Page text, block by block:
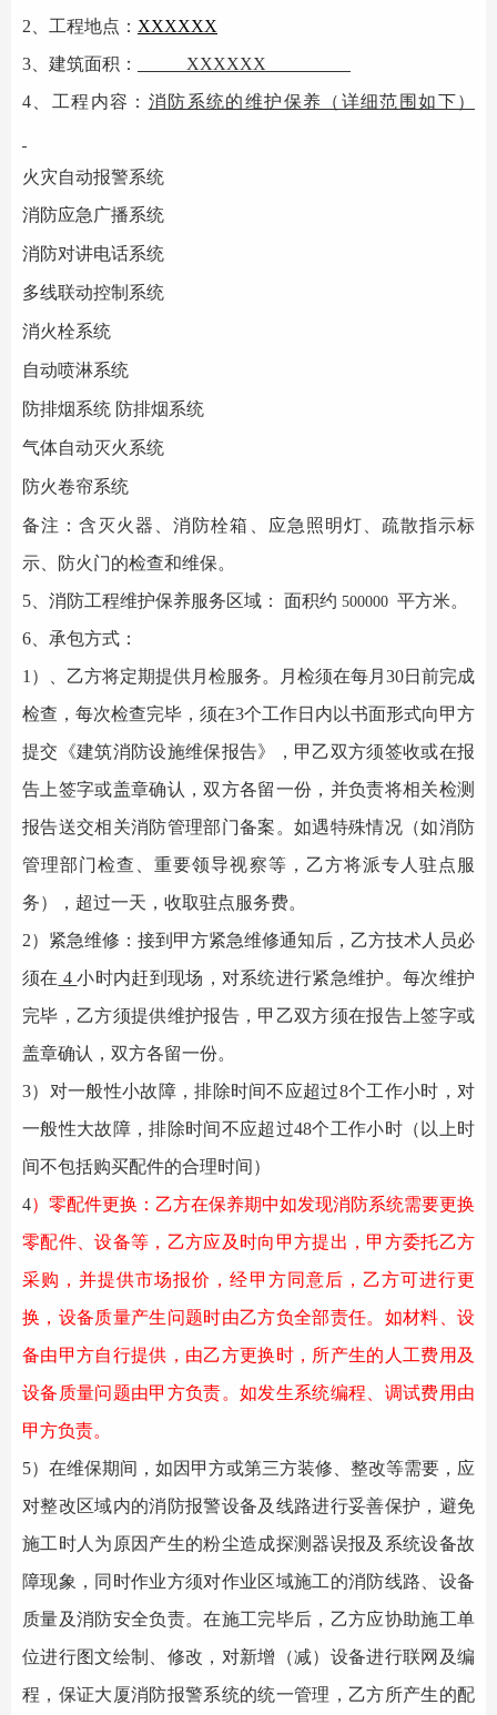
2、工程地点： XXXXXX
3、建筑面积：
XXXXXX
4、工程内容： 消防系统的维护保养（详细范围如下）
火灾自动报警系统
消防应急广播系统
消防对讲电话系统
多线联动控制系统
消火栓系统
自动喷淋系统
防排烟系统 防排烟系统
气体自动灭火系统
防火卷帘系统
备注：含灭火器、消防栓箱、应急照明灯、疏散指示标
示、防火门的检查和维保。
5、 消防工程维护保养服务区域： 面积约 500000 平方米。
6、承包方式：
1）、乙方将定期提供月检服务。月检须在每月30日前完成
检查，每次检查完毕，须在3个工作日内以书面形式向甲方
提交《建筑消防设施维保报告》，甲 乙双方须签收或在报
告上签字或盖章确认，双方各留一份，并负责将相关检测
报告送交相关消防管理部门备案。如遇特殊情况（如消防
管理部门检查、重要领导视察等，乙方将派专人驻点服
务），超过一天，收取驻点服务费。
2）紧急维修： 接到甲方紧急维修通知后，乙方技术人员必
须在 4小时内赶到现场，对系统进行紧急维护 。每次维护
完毕，乙方须提供维护报告，甲 乙双方须在报告上签字或
盖章确认，双方各留一份。
3）对一般性小故障，排除时间不应超过8个工作小时，对
一般性大故障，排除时间不应超过48个工作小时（以上时
间不包括购买配件的合理时间）
4）零配件更换：乙方在保养期中如发现消防系统需要更换
零配件、设备等，乙方应及时向甲方提出，甲方委托乙方
采购，并提供市场报价，经甲方同意后，乙方可进行更
换，设备质量产生问题时由乙方负全部责任。如材料、设
备由甲方自行提供，由乙方更换时，所产生的人工费用及
设备质量问题由甲方负责。如发生系统编程、调试费用由
甲方负责。
5）在维保期间，如因甲方或第三方装修、整改等需要，应
对整改区域内的消防报警设备及线路进行妥善保护，避免
施工时人为原因产生的粉尘造成探测器误报及系统设备故
障现象，同时作业方须对作业区域施工的消防线路、设备
质量及消防安全负责。在施工完毕后，乙方应协助施工单
位进行图文绘制、修改，对新增（减）设备进行联网及编
程，保证大厦消防报警系统的统一管理，乙方所产生的配